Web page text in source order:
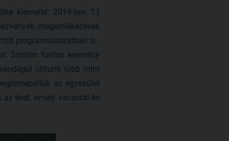
kiemelte: 2019-ben 13
megemlékezések
programsorozatban is -
Szintén fontos esemény
láttunk több mint
az egyesület
évet, amely vacsorát és